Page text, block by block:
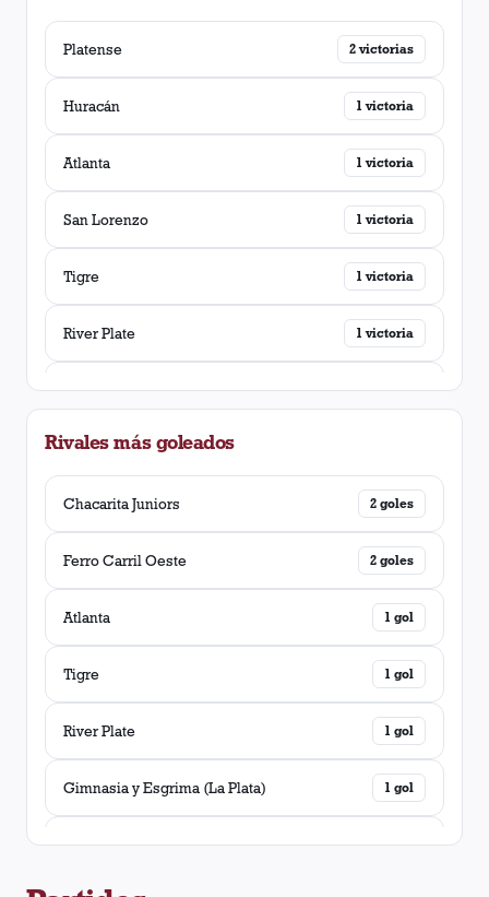
Platense 2 victorias
Huracán 1 victoria
Atlanta 1 victoria
San Lorenzo 1 victoria
Tigre 1 victoria
River Plate 1 victoria
Chacarita Juniors 1 victoria
Boca Juniors
Newell's Old Boys victoria
Vélez Sarsfield victoria
Rosario Central victoria
Rivales más goleados
Chacarita Juniors 2 goles
Ferro Carril Oeste 2 goles
Atlanta 1 gol
Tigre 1 gol
River Plate 1 gol
Gimnasia y Esgrima (La Plata) 1 gol
Platense 1 gol